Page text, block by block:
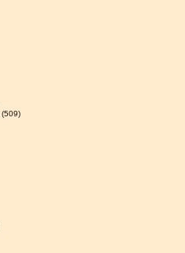
(509)